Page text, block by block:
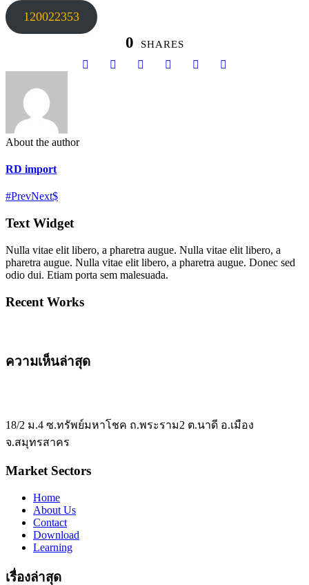
120022353
0 SHARES
About the author
RD import
PrevNext
Text Widget
Nulla vitae elit libero, a pharetra augue. Nulla vitae elit libero, a
pharetra augue. Nulla vitae elit libero, a pharetra augue. Donec sed
odio dui. Etiam porta sem malesuada.
Recent Works
ความเห็นล่าสุด
18/2 ม.4 ซ.ทรัพย์มหาโชค ถ.พระราม2 ต.นาดี อ.เมือง
จ.สมุทรสาคร
Market Sectors
Home
About Us
Contact
Download
Learning
เรื่องล่าสุด